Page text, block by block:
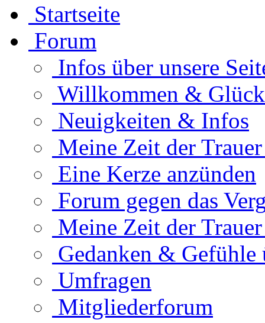
Startseite
Forum
Infos über unsere
Willkommen &
Neuigkeiten & Infos
Meine Zeit der
Eine Kerze anzünden
Forum gegen das
Meine Zeit der
Gedanken & Gefühle
Umfragen
Mitgliederforum